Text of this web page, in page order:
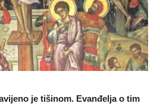
je tišinom. Evanđelja o tim